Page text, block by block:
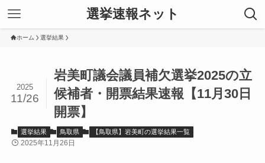
選挙速報ネット
ホーム 選挙結果
岩美町議会議員補欠選挙2025の立
候補者・開票結果速報【11月30日
開票】
2025
11/26
選挙結果 鳥取県 【鳥取県】岩美町の選挙結果一覧
2025年11月26日